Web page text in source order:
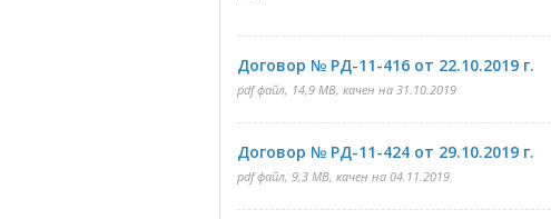
Договор № РД-11-416 от 22.10.2019 г.
pdf файл, 14,9 MB, качен на 31.10.2019
Договор № РД-11-424 от 29.10.2019 г.
pdf файл, 9,3 MB, качен на 04.11.2019